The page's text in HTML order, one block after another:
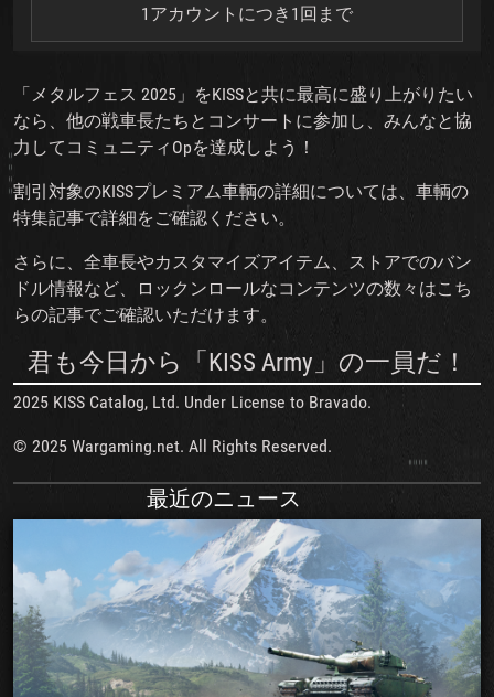
1アカウントにつき1回まで
「メタルフェス 2025」をKISSと共に最高に盛り上がりたい
なら、他の戦車長たちとコンサートに参加し、みんなと協
力してコミュニティOpを達成しよう！
割引対象のKISSプレミアム車輌の詳細については、車輌の
特集記事で詳細をご確認ください。
さらに、全車長やカスタマイズアイテム、ストアでのバン
ドル情報など、ロックンロールなコンテンツの数々はこち
らの記事でご確認いただけます。
君も今日から「KISS Army」の一員だ！
2025 KISS Catalog, Ltd. Under License to Bravado.
© 2025 Wargaming.net. All Rights Reserved.
最近のニュース